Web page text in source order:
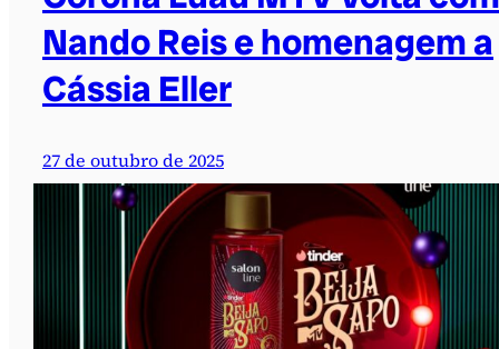
Nando Reis e homenagem a
Cássia Eller
27 de outubro de 2025